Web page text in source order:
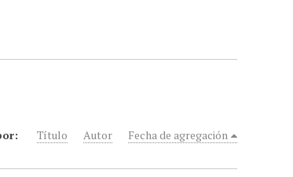
Título Autor Fecha de agregación